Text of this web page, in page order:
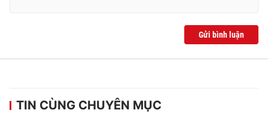
Gửi bình luận
TIN CÙNG CHUYÊN MỤC